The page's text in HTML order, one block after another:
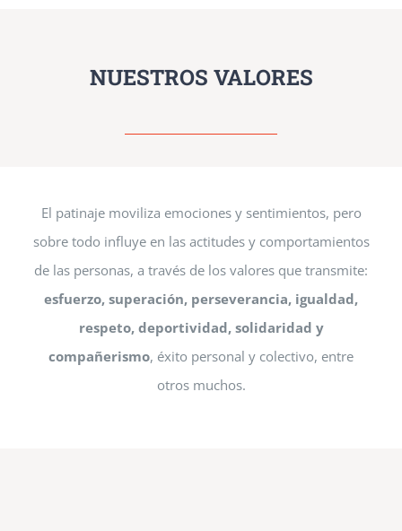
NUESTROS VALORES
El patinaje moviliza emociones y sentimientos, pero
sobre todo influye en las actitudes y comportamientos
de las personas, a través de los valores que transmite:
esfuerzo, superación, perseverancia, igualdad,
respeto, deportividad, solidaridad y
compañerismo, éxito personal y colectivo, entre
otros muchos.